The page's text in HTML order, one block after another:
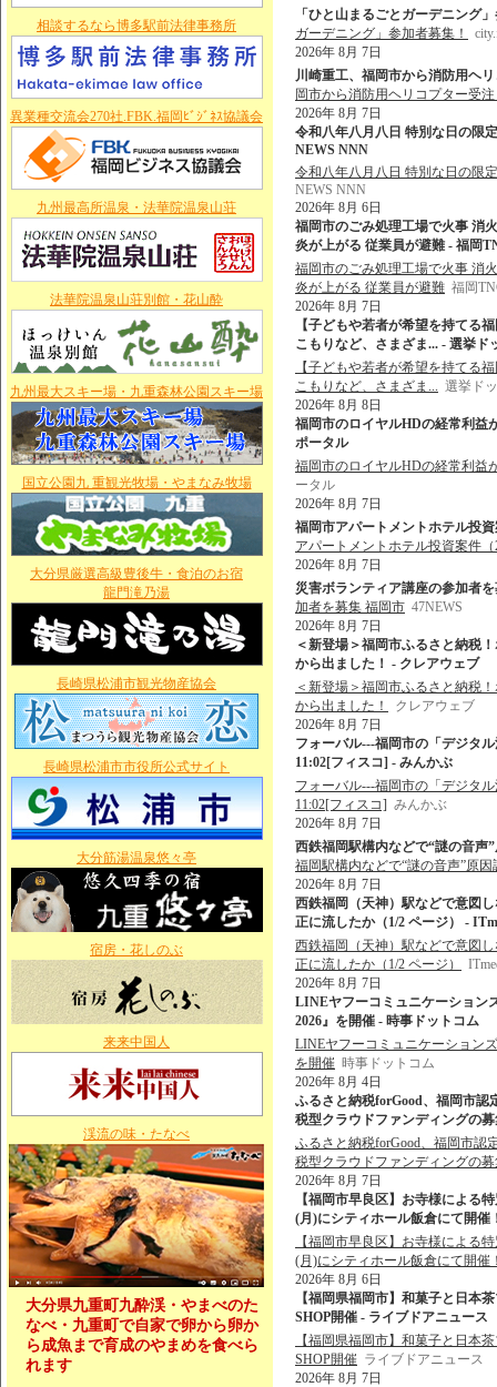
相談するなら博多駅前法律事務所
異業種交流会270社.FBK.福岡ﾋﾞｼﾞﾈｽ協議会
九州最高所温泉・法華院温泉山荘
法華院温泉山荘別館・花山酔
九州最大スキー場・九重森林公園スキー場
国立公園九 重観光牧場・やまなみ牧場
大分県厳選高級豊後牛・食泊のお宿
龍門滝乃湯
長崎県松浦市観光物産協会
長崎県松浦市市役所公式サイト
大分筋湯温泉悠々亭
宿房・花しのぶ
来来中国人
渓流の味・たなべ
大分県九重町九酔渓・やまべのた
なべ・九重町で自家で卵から卵か
ら成魚まで育成のやまめを食べら
れます
「ひと山まるごとガーデニング
ガーデニング」参加者募集！
2026年 8月 7日
川崎重工、福岡市から消防用ヘ
岡市から消防用ヘリコプター受注
2026年 8月 7日
令和八年八月八日 特別な日の限
NEWS NNN
令和八年八月八日 特別な日の限
NEWS NNN
2026年 8月 6日
福岡市のごみ処理工場で火事 消
炎が上がる 従業員が避難 - 福岡
福岡市のごみ処理工場で火事 消
炎が上がる 従業員が避難 福岡
2026年 8月 7日
【子どもや若者が希望を持てる
こもりなど、さまざま... - 選挙ド
【子どもや若者が希望を持てる
こもりなど、さまざま... 選挙ド
2026年 8月 8日
福岡市のロイヤルHDの経常利益
ポータル
福岡市のロイヤルHDの経常利益
ータル
2026年 8月 7日
福岡市アパートメントホテル投
アパートメントホテル投資案件
2026年 8月 7日
災害ボランティア講座の参加者
加者を募集 福岡市 47NEWS
2026年 8月 7日
＜新登場＞福岡市ふるさと納税
から出ました！ - クレアウェブ
＜新登場＞福岡市ふるさと納税
から出ました！
クレアウェブ
2026年 8月 7日
フォーバル---福岡市の「デジタ
11:02[フィスコ] - みんかぶ
フォーバル---福岡市の「デジタ
11:02[フィスコ] みんかぶ
2026年 8月 7日
西鉄福岡駅構内などで“謎の音声
福岡駅構内などで“謎の音声”原
2026年 8月 7日
西鉄福岡（天神）駅などで意図
正に流したか（1/2 ページ） -
西鉄福岡（天神）駅などで意図
正に流したか（1/2 ページ）
2026年 8月 7日
LINEヤフーコミュニケーション
2026』を開催 - 時事ドットコム
LINEヤフーコミュニケーション
を開催 時事ドットコム
2026年 8月 4日
ふるさと納税forGood、福岡市認
税型クラウドファンディングの
ふるさと納税forGood、福岡市認
税型クラウドファンディングの
2026年 8月 7日
【福岡市早良区】お寺様による
(月)にシティホール飯倉にて開催
【福岡市早良区】お寺様による
(月)にシティホール飯倉にて開催
2026年 8月 6日
【福岡県福岡市】和菓子と日本
SHOP開催 - ライブドアニュース
【福岡県福岡市】和菓子と日本
SHOP開催 ライブドアニュース
2026年 8月 7日